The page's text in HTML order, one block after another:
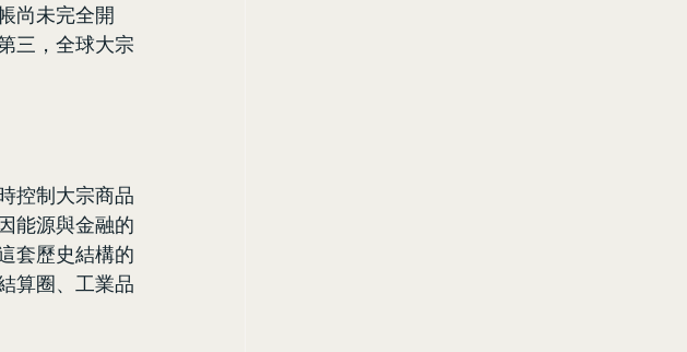
尚未完全開
三，全球大宗
控制大宗商品
能源與金融的
套歷史結構的
算圈、工業品